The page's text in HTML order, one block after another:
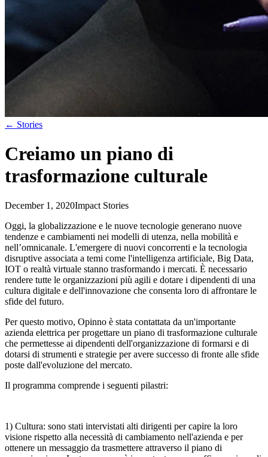
← Stories
Creiamo un piano di
trasformazione culturale
December 1, 2020Impact Stories
Oggi, la globalizzazione e le nuove tecnologie generano nuove
tendenze e cambiamenti nei modelli di utenza, nella mobilità e
nell’omnicanale. L'emergere di nuovi concorrenti e la tecnologia
disruptive associata a temi come l'intelligenza artificiale, Big Data,
IOT o realtà virtuale stanno trasformando i mercati. È necessario
rendere tutte le organizzazioni più agili e dotare i dipendenti di una
cultura digitale e dell'innovazione che consenta loro di affrontare le
sfide del futuro.
Per questo motivo, Opinno è stata contattata da un'importante
azienda elettrica per progettare un piano di trasformazione culturale
che permettesse ai dipendenti dell'organizzazione di formarsi e di
dotarsi di strumenti e strategie per avere successo di fronte alle sfide
poste dall'evoluzione del mercato.
Il programma comprende i seguenti pilastri:
1) Cultura: sono stati intervistati alti dirigenti per capire la loro
visione rispetto alla necessità di cambiamento nell'azienda e per
ottenere un messaggio da trasmettere attraverso il piano di